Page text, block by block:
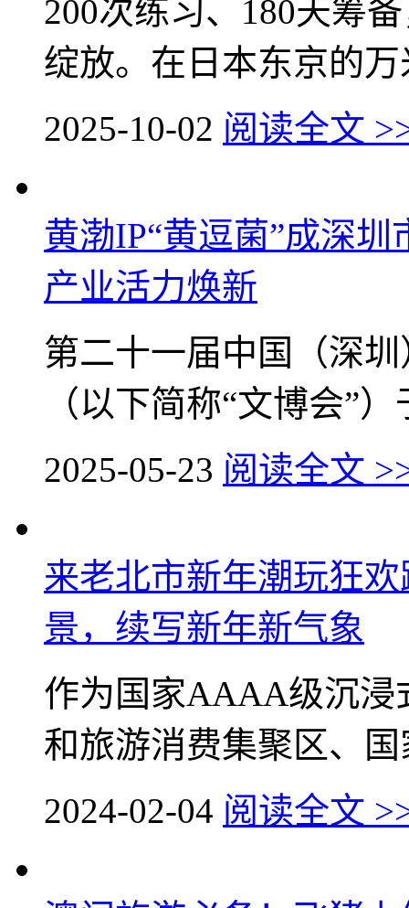
200次练习、180天筹
绽放。在日本东京的万
2025-10-02 阅读全文
黄渤IP“黄逗菌”成深
产业活力焕新
第二十一届中国（深
（以下简称“文博会”
2025-05-23 阅读全文
来老北市新年潮玩狂
景，续写新年新气象
作为国家AAAA级沉浸
和旅游消费集聚区、
2024-02-04 阅读全文